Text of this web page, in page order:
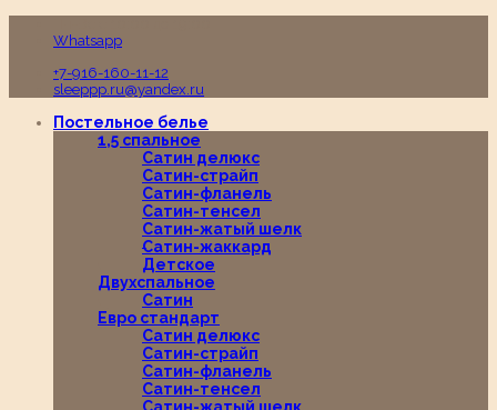
Whatsapp
+7-916-160-11-12
sleeppp.ru@yandex.ru
Постельное белье
1,5 спальное
Сатин делюкс
Сатин-страйп
Сатин-фланель
Сатин-тенсел
Сатин-жатый шелк
Сатин-жаккард
Детское
Двухспальное
Сатин
Евро стандарт
Сатин делюкс
Сатин-страйп
Сатин-фланель
Сатин-тенсел